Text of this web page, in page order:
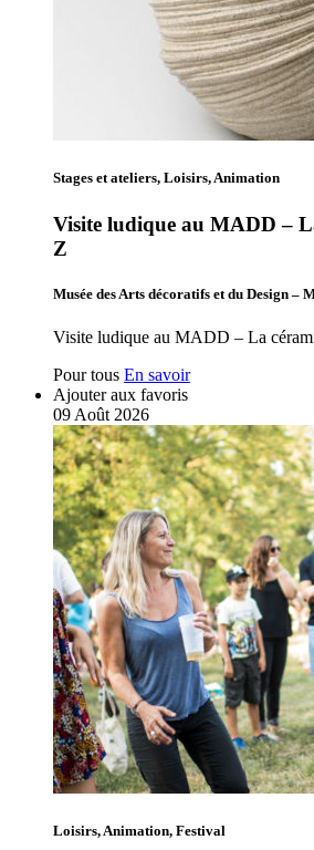
Stages et ateliers, Loisirs, Animation
Visite ludique au MADD –
Z
Musée des Arts décoratifs et du Design –
Visite ludique au MADD – La
Pour tous En savoir
Ajouter aux favoris
09 Août 2026
Loisirs, Animation, Festival